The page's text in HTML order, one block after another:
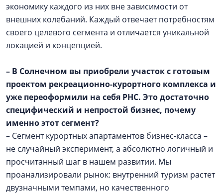
экономику каждого из них вне зависимости от
внешних колебаний. Каждый отвечает потребностям
своего целевого сегмента и отличается уникальной
локацией и концепцией.
– В Солнечном вы приобрели участок с готовым
проектом рекреационно-курортного комплекса и
уже переоформили на себя РНС. Это достаточно
специфический и непростой бизнес, почему
именно этот сегмент?
– Сегмент курортных апартаментов бизнес-класса –
не случайный эксперимент, а абсолютно логичный и
просчитанный шаг в нашем развитии. Мы
проанализировали рынок: внутренний туризм растет
двузначными темпами, но качественного